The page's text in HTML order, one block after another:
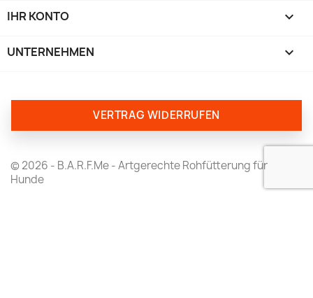
IHR KONTO 
UNTERNEHMEN keyboard_arrow_down
VERTRAG WIDERRUFEN
© 2026 - B.A.R.F.Me - Artgerechte Rohfütterung für
Hunde